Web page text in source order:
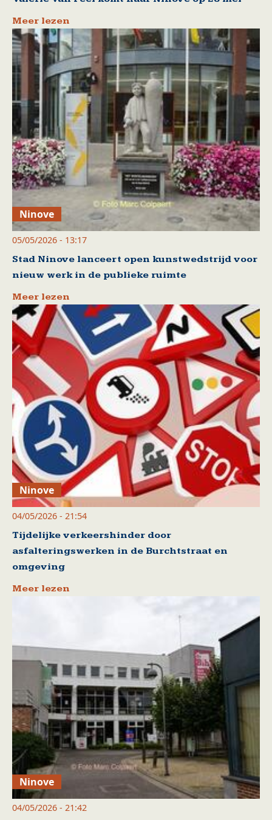
Meer lezen
Ninove
05/05/2026 - 13:17
Stad Ninove lanceert open kunstwedstrijd voor
nieuw werk in de publieke ruimte
Meer lezen
Ninove
04/05/2026 - 21:54
Tijdelijke verkeershinder door
asfalteringswerken in de Burchtstraat en
omgeving
Meer lezen
Ninove
04/05/2026 - 21:42